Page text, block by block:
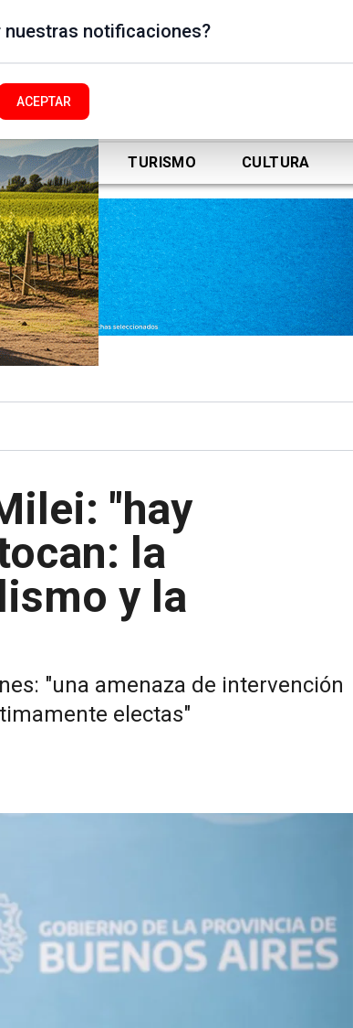
DEPORTES TURISMO CULTURA
"hay
la
y la
"una amenaza de intervención
electas"
nuestras notificaciones?
ACEPTAR